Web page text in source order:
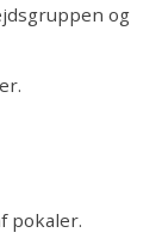
og
pokaler.